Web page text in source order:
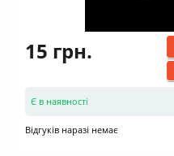
15 грн.
Є в наявності
Відгуків наразі немає